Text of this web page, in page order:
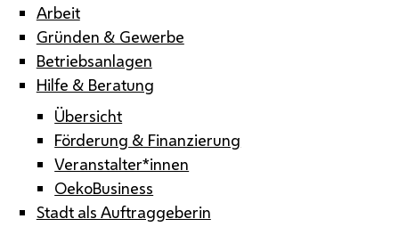
Arbeit
Gründen & Gewerbe
Betriebsanlagen
Hilfe & Beratung
Übersicht
Förderung & Finanzierung
Veranstalter*innen
OekoBusiness
Stadt als Auftraggeberin